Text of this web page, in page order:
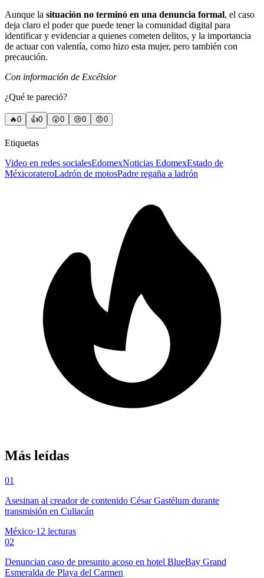
Aunque la situación no terminó en una denuncia formal, el caso
deja claro el poder que puede tener la comunidad digital para
identificar y evidenciar a quienes cometen delitos, y la importancia
de actuar con valentía, como hizo esta mujer, pero también con
precaución.
Con información de Excélsior
¿Qué te pareció?
🔥0 👍0 😲0 😢0 😠0
Etiquetas
Video en redes socialesEdomexNoticias EdomexEstado de
MéxicorateroLadrón de motosPadre regaña a ladrón
Más leídas
01
Asesinan al creador de contenido César Gastélum durante
transmisión en Culiacán
México·12 lecturas
02
Denuncian caso de presunto acoso en hotel BlueBay Grand
Esmeralda de Playa del Carmen